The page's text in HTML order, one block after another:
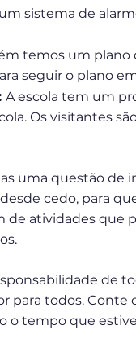
sistema de
temos um plano
seguir o plano
A escola tem um
Os visitantes
uma questão
cedo, para
de atividades que
de
para todos. Conte
o tempo que